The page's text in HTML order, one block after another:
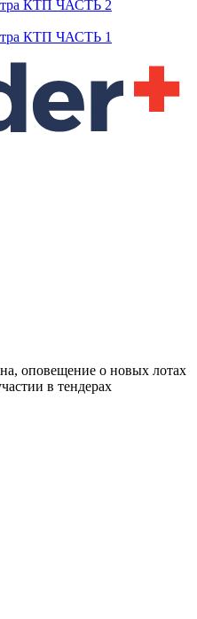
КТП ЧАСТЬ 2
КТП ЧАСТЬ 1
оповещение о новых лотах
в тендерах